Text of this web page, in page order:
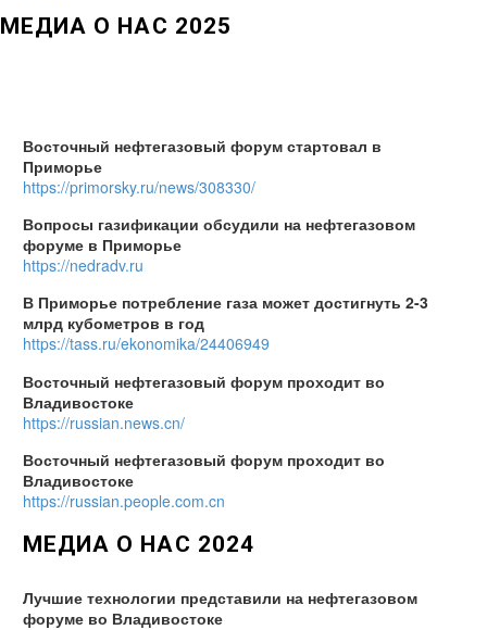
МЕДИА О НАС 2025
Восточный нефтегазовый форум стартовал в
Приморье
https://primorsky.ru/news/308330/
Вопросы газификации обсудили на нефтегазовом
форуме в Приморье
https://nedradv.ru
В Приморье потребление газа может достигнуть 2-3
млрд кубометров в год
https://tass.ru/ekonomika/24406949
Восточный нефтегазовый форум проходит во
Владивостоке
https://russian.news.cn/
Восточный нефтегазовый форум проходит во
Владивостоке
https://russian.people.com.cn
МЕДИА О НАС 2024
Лучшие технологии представили на нефтегазовом
форуме во Владивостоке